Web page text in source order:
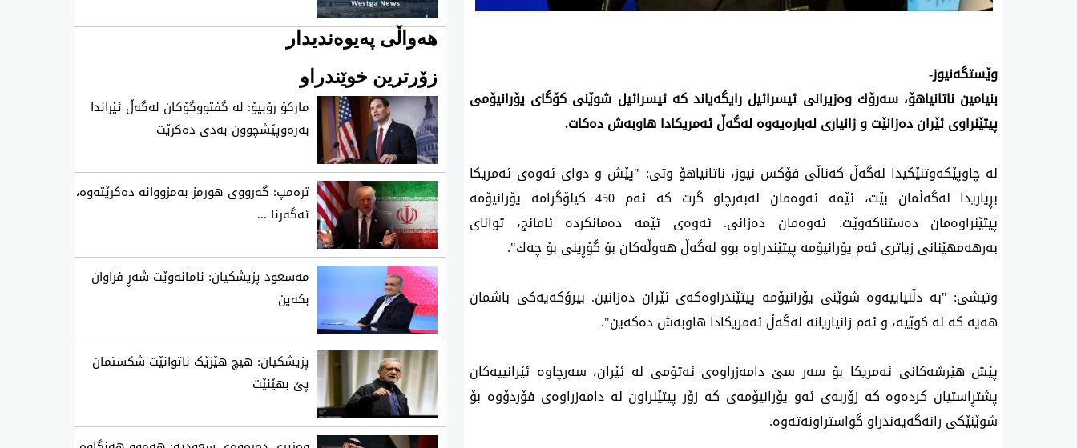
وێستگه‌نیوز-
بنیامین ناتانیاهۆ، سه‌رۆك وه‌زیرانی ئیسرائیل رایگه‌یاند كه‌ ئیسرائیل شوێنی كۆگای یۆرانیۆمی
پیتێنراوی ئێران ده‌زانێت و زانیاری له‌باره‌یه‌وه‌ له‌گه‌ڵ ئه‌مریكادا هاوبه‌ش ده‌كات.
له‌ چاوپێكه‌وتنێكیدا له‌گه‌ڵ كه‌ناڵی فۆكس نیوز، ناتانیاهۆ وتی: "پێش و دوای ئه‌وه‌ی ئه‌مریكا
بڕیاریدا له‌گه‌ڵمان بێت، ئێمه‌ ئه‌وه‌مان له‌به‌رچاو گرت كه‌ ئه‌م 450 كیلۆگرامه‌ یۆرانیۆمه‌
پیتێنراوه‌مان ده‌ستناكه‌وێت. ئه‌وه‌مان ده‌زانی. ئه‌وه‌ی ئێمه‌ ده‌مانكرده‌ ئامانج، توانای
به‌رهه‌مهێنانی زیاتری ئه‌م یۆرانیۆمه‌ پیتێندراوه‌ بوو له‌گه‌ڵ‌ هه‌وڵه‌كان بۆ گۆڕینی بۆ چه‌ك".
وتیشی: "به‌ دڵنیاییه‌وه‌ شوێنی‌ یۆرانیۆمه‌ پیتێندراوه‌كه‌ی ئێران ده‌زانین. بیرۆكه‌یه‌كی باشمان
هه‌یه‌ كه‌ له‌ كوێیه‌، و ئه‌م زانیاریانه‌ له‌گه‌ڵ ئه‌مریكادا هاوبه‌ش ده‌كه‌ین".
پێش هێرشه‌كانی ئه‌مریكا بۆ سه‌ر سێ دامه‌زراوه‌ی ئه‌تۆمی له‌ ئێران، سه‌رچاوه‌ ئێرانییه‌كان
پشتڕاستیان كرده‌وه‌ كه‌ زۆربه‌ی ئه‌و یۆرانیۆمه‌ی كه‌ زۆر پیتێنراون له‌ دامه‌زراوه‌ی فۆردۆوه‌ بۆ
شوێنێكی رانه‌گه‌یه‌ندراو گواستراونه‌ته‌وه‌.
هەواڵی پەیوەندیدار
زۆرترین خوێندراو
ماركۆ رۆبیۆ: له‌ گفتووگۆكان له‌گه‌ڵ ئێراندا
به‌ره‌وپێشچوون به‌دی ده‌كرێت
تره‌مپ: گه‌رووی هورمز به‌مزووانه‌ ده‌كرێته‌وه‌،
ئه‌گه‌رنا ...
مەسعود پزیشکیان: نامانەوێت شەڕ فراوان
بکەین
پزیشکیان: هیچ هێزێک ناتوانێت شکستمان
پێ بهێنێت